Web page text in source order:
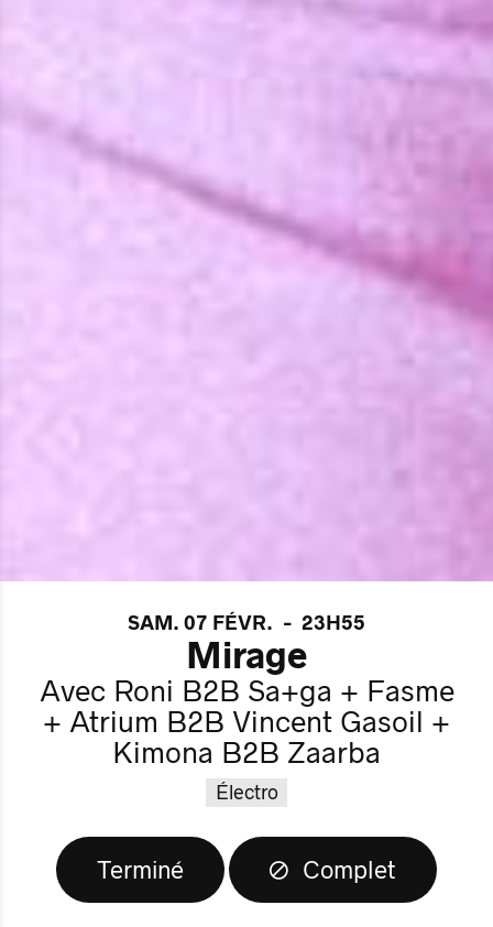
SAM. 07 FÉVR. - 23H55
Mirage
Avec Roni B2B Sa+ga + Fasme
+ Atrium B2B Vincent Gasoil +
Kimona B2B Zaarba
Électro
Terminé Complet